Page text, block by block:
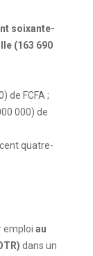
soixante-
(163 690
de FCFA ;
000) de
quatre-
emploi au
dans un